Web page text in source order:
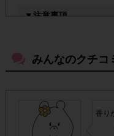
▼注意事項
抽選用アンケートにご回
加いただけます。 ご
必ず、本ページに
購入ページより、購
みんなのクチコ
香り